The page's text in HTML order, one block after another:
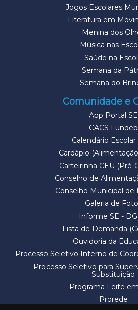
Jogos Escolares
Literatura em
Menina dos
Música nas
Saúde na
Semana da
Semana do
Comunidade e
App Portal SE
CACS Fundeb
Calendário Escolar
Cardápio
Carteirinha CEU (Pré-
Conselho de
Conselho Municipal de
Galeria de
Informe SE -
Lista de Demanda
Ouvidoria da
Processo Seletivo Interno de
Processo Seletivo para
Substituição
Programa Leite
Prorede